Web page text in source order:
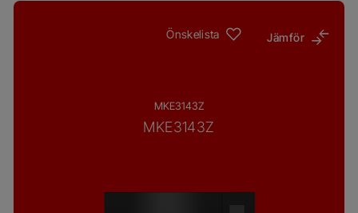
Önskelista Jämför
MKE3143Z
MKE3143Z